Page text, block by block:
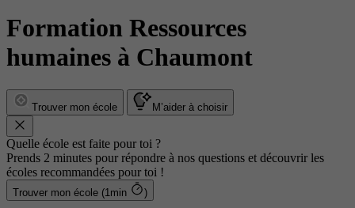
Formation Ressources
humaines à Chaumont
Trouver mon école M’aider à choisir
Quelle école est faite pour toi ?
Prends 2 minutes pour répondre à nos questions et découvrir les
écoles recommandées pour toi !
Trouver mon école (1min )